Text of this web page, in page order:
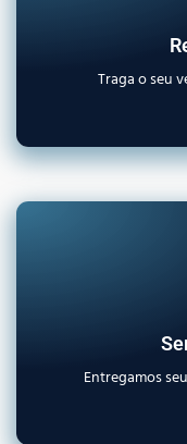
Traga o seu
Entregamos